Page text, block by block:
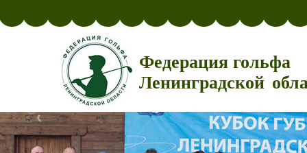
Федерация гольфа
Ленинградской